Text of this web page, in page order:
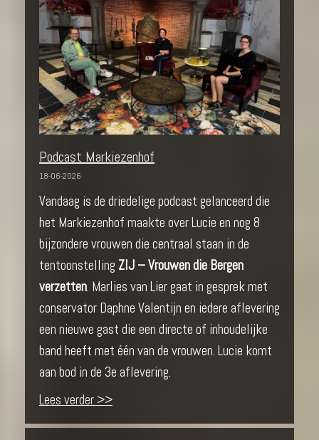
Podcast Markiezenhof
18-06-2026
Vandaag is de driedelige podcast gelanceerd die
het Markiezenhof maakte over Lucie en nog 8
bijzondere vrouwen die centraal staan in de
tentoonstelling ZIJ – Vrouwen die Bergen
verzetten. Marlies van Lier gaat in gesprek met
conservator Daphne Valentijn en iedere aflevering
een nieuwe gast die een directe of inhoudelijke
band heeft met één van de vrouwen. Lucie komt
aan bod in de 3e aflevering.
Lees verder >>